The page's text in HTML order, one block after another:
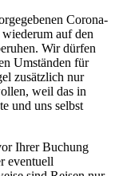
Corona-
auf den
Wir dürfen
Umständen für
zusätzlich nur
weil das in
und uns selbst
Ihrer Buchung
eventuell